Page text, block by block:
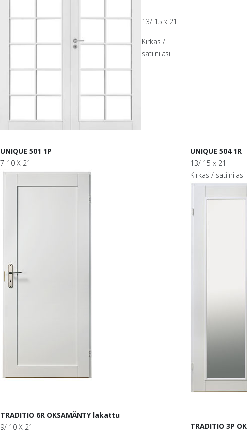
13/ 15 x 21
Kirkas /
satiinilasi
UNIQUE 501 1P
7-10 X 21
UNIQUE 504 1R
13/ 15 x 21
Kirkas / satiinilasi
TRADITIO 6R OKSAMÄNTY lakattu
9/ 10 X 21
TRADITIO 3P